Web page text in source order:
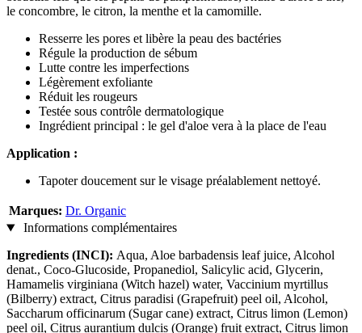
le concombre, le citron, la menthe et la camomille.
Resserre les pores et libère la peau des bactéries
Régule la production de sébum
Lutte contre les imperfections
Légèrement exfoliante
Réduit les rougeurs
Testée sous contrôle dermatologique
Ingrédient principal : le gel d'aloe vera à la place de l'eau
Application :
Tapoter doucement sur le visage préalablement nettoyé.
Marques: Dr. Organic
Informations complémentaires
Ingredients (INCI): Aqua, Aloe barbadensis leaf juice, Alcohol
denat., Coco-Glucoside, Propanediol, Salicylic acid, Glycerin,
Hamamelis virginiana (Witch hazel) water, Vaccinium myrtillus
(Bilberry) extract, Citrus paradisi (Grapefruit) peel oil, Alcohol,
Saccharum officinarum (Sugar cane) extract, Citrus limon (Lemon)
peel oil, Citrus aurantium dulcis (Orange) fruit extract, Citrus limon